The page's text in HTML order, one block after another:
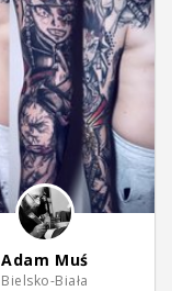
Adam Muś
Bielsko-Biała